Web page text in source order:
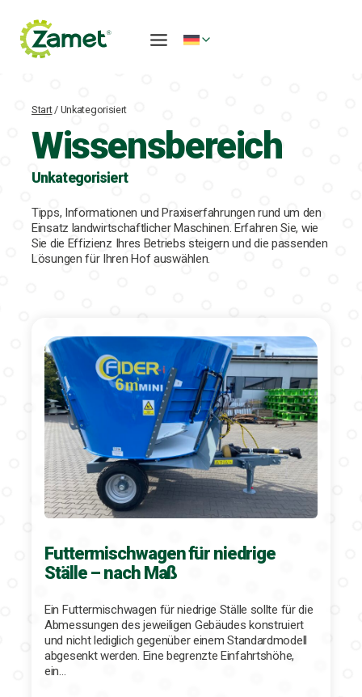
Inhalt
springen
Start / Unkategorisiert
Wissensbereich
Unkategorisiert
Tipps, Informationen und Praxiserfahrungen rund um den
Einsatz landwirtschaftlicher Maschinen. Erfahren Sie, wie
Sie die Effizienz Ihres Betriebs steigern und die passenden
Lösungen für Ihren Hof auswählen.
Futtermischwagen für niedrige
Ställe – nach Maß
Ein Futtermischwagen für niedrige Ställe sollte für die
Abmessungen des jeweiligen Gebäudes konstruiert
und nicht lediglich gegenüber einem Standardmodell
abgesenkt werden. Eine begrenzte Einfahrtshöhe,
ein…